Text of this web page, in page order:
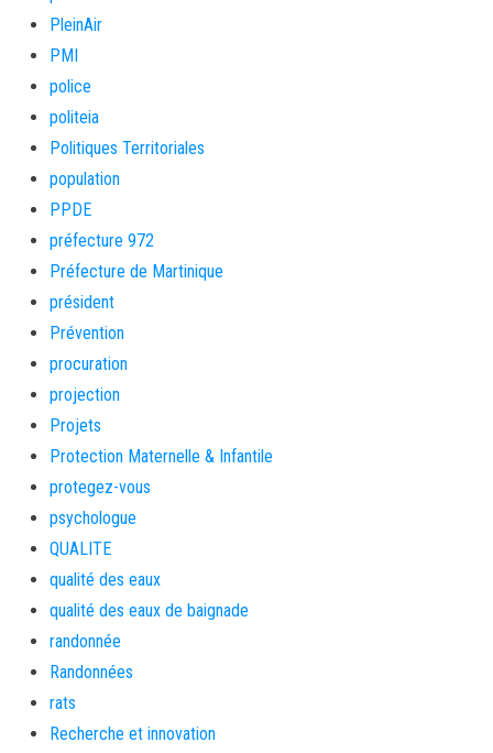
PleinAir
PMI
police
politeia
Politiques Territoriales
population
PPDE
préfecture 972
Préfecture de Martinique
président
Prévention
procuration
projection
Projets
Protection Maternelle & Infantile
protegez-vous
psychologue
QUALITE
qualité des eaux
qualité des eaux de baignade
randonnée
Randonnées
rats
Recherche et innovation